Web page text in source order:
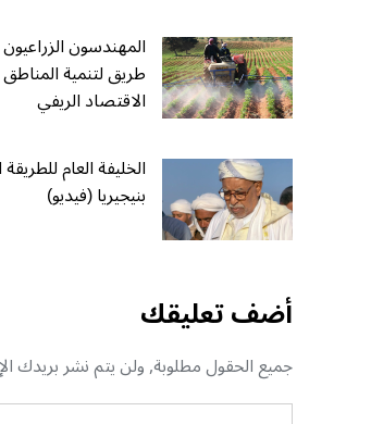
المهندسون
طريق لتنمية المناطق
الاقتصاد الريفي
الخليفة العام
بنيجيريا (فيديو)
أضف تعليقك
جميع الحقول مطلوبة, ولن يتم نشر بريدك